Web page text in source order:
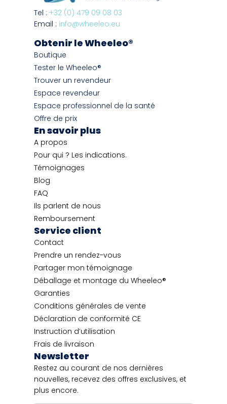
Tel : +32 (0) 479 09 08 03
Email : info@wheeleo.eu
Obtenir le Wheeleo®
Boutique
Tester le Wheeleo®
Trouver un revendeur
Espace revendeur
Espace professionnel de la santé
Offre de prix
En savoir plus
A propos
Pour qui ? Les indications.
Témoignages
Blog
FAQ
Ils parlent de nous
Remboursement
Service client
Contact
Prendre un rendez-vous
Partager mon témoignage
Déballage et montage du Wheeleo®
Garanties
Conditions générales de vente
Déclaration de conformité CE
Instruction d’utilisation
Frais de livraison
Newsletter
Restez au courant de nos dernières
nouvelles, recevez des offres exclusives, et
plus encore.